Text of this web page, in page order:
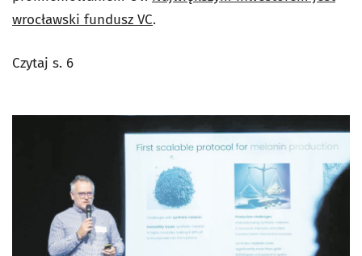
wrocławski fundusz VC.
Czytaj s. 6